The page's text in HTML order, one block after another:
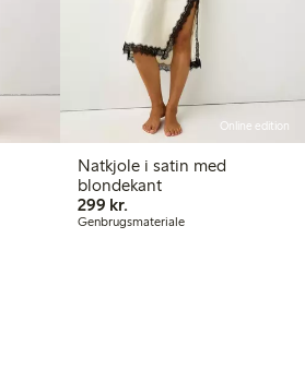
Online edition
Natkjole i satin med
blondekant
299 kr.
Genbrugsmateriale